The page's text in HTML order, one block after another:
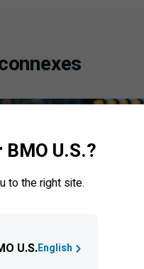
U.S.?
to the right site.
U.S.English